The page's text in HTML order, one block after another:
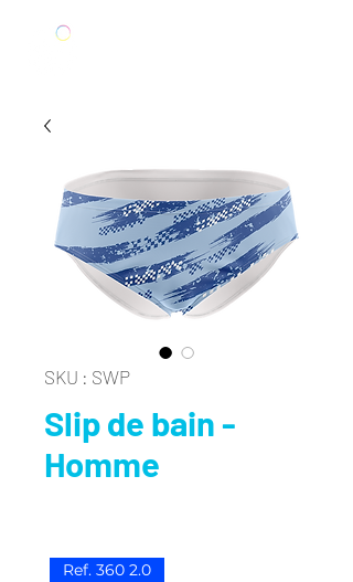
SKU : SWP
Slip de bain -
Homme
Ref. 360 2.0